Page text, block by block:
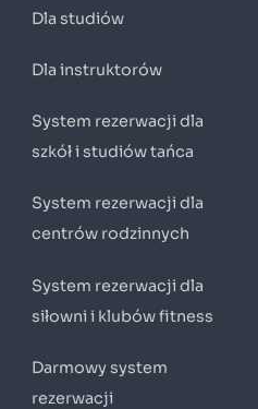
Dla studiów
Dla instruktorów
System rezerwacji dla
szkół i studiów tańca
System rezerwacji dla
centrów rodzinnych
System rezerwacji dla
siłowni i klubów fitness
Darmowy system
rezerwacji